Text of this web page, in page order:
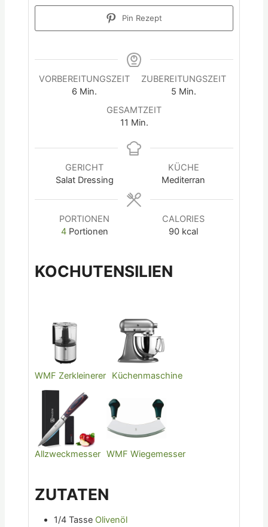
Pin Rezept
VORBEREITUNGSZEIT
6 Min.
ZUBEREITUNGSZEIT
5 Min.
GESAMTZEIT
11 Min.
GERICHT
Salat Dressing
KÜCHE
Mediterran
PORTIONEN
4 Portionen
CALORIES
90 kcal
KOCHUTENSILIEN
WMF Zerkleinerer Küchenmaschine
Allzweckmesser WMF Wiegemesser
ZUTATEN
1/4 Tasse Olivenöl